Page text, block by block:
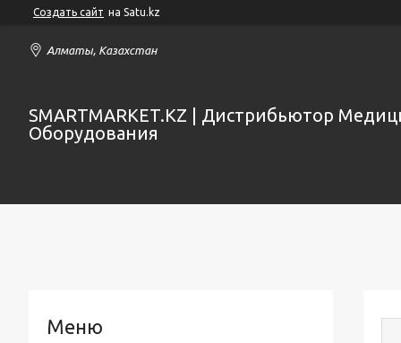
Создать сайт на Satu.kz
Алматы, Казахстан
SMARTMARKET.KZ | Дистрибьютор
Оборудования